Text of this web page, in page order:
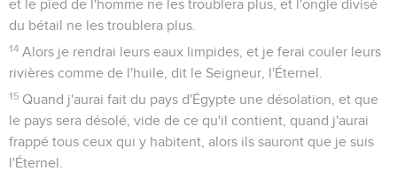
et le pied de l'homme ne les troublera plus, et l'ongle divisé
du bétail ne les troublera plus.
14 Alors je rendrai leurs eaux limpides, et je ferai couler leurs
rivières comme de l'huile, dit le Seigneur, l'Éternel.
15 Quand j'aurai fait du pays d'Égypte une désolation, et que
le pays sera désolé, vide de ce qu'il contient, quand j'aurai
frappé tous ceux qui y habitent, alors ils sauront que je suis
l'Éternel.